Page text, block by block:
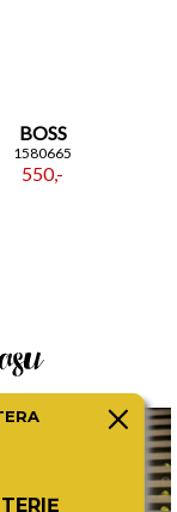
BOSS
1580665
550,-